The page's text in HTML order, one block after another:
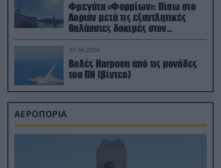
Φρεγάτα «Φορμίων»: Πίσω στο
Λοριάν μετά τις εξαντλητικές
θαλάσσιες δοκιμές στον
απαιτητικό Βισκαϊκό
25.06.2026
Βολές Harpoon από τις μονάδες
του ΠΝ (βίντεο)
ΑΕΡΟΠΟΡΙΑ